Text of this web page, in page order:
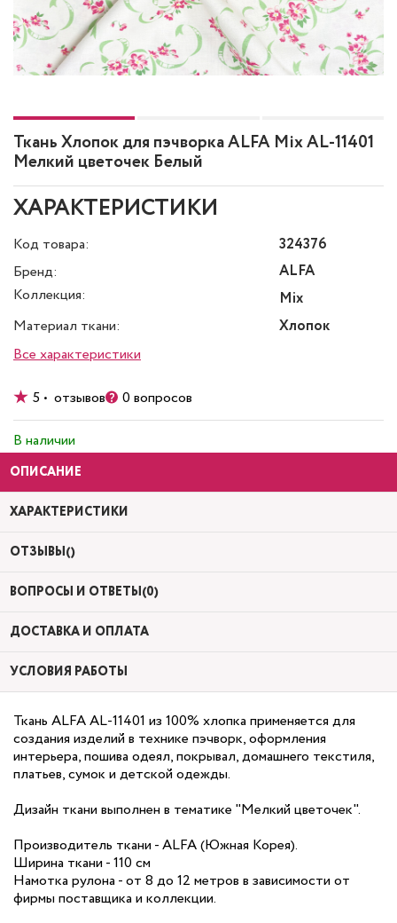
Ткань Хлопок для пэчворка ALFA Mix AL-11401
Мелкий цветочек Белый
ХАРАКТЕРИСТИКИ
Код товара:
324376
Бренд:
ALFA
Коллекция:
Mix
Материал ткани:
Хлопок
Все характеристики
5 • отзывов 0 вопросов
В наличии
ОПИСАНИЕ
ХАРАКТЕРИСТИКИ
ОТЗЫВЫ()
ВОПРОСЫ И ОТВЕТЫ(0)
ДОСТАВКА И ОПЛАТА
УСЛОВИЯ РАБОТЫ
Ткань ALFA AL-11401 из 100% хлопка применяется для
создания изделий в технике пэчворк, оформления
интерьера, пошива одеял, покрывал, домашнего текстиля,
платьев, сумок и детской одежды.
Дизайн ткани выполнен в тематике "Мелкий цветочек".
Производитель ткани - ALFA (Южная Корея).
Ширина ткани - 110 см
Намотка рулона - от 8 до 12 метров в зависимости от
фирмы поставщика и коллекции.